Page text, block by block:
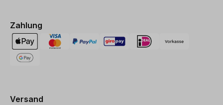
Zahlung
Versand